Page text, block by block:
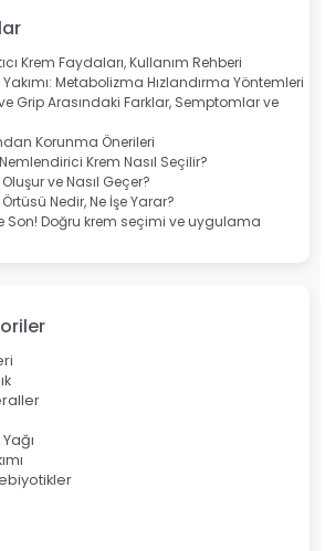
Krem Faydaları, Kullanım Rehberi
Metabolizma Hızlandırma Yöntemleri
ve Grip Arasındaki Farklar, Semptomlar ve
Korunma Önerileri
Krem Nasıl Seçilir?
ve Nasıl Geçer?
Nedir, Ne İşe Yarar?
Son! Doğru krem seçimi ve uygulama
Hakkında Bilmeniz Gerekenler
Matı Nedir? Detaylı Rehber
ve Kullanım Alanları Nelerdir?